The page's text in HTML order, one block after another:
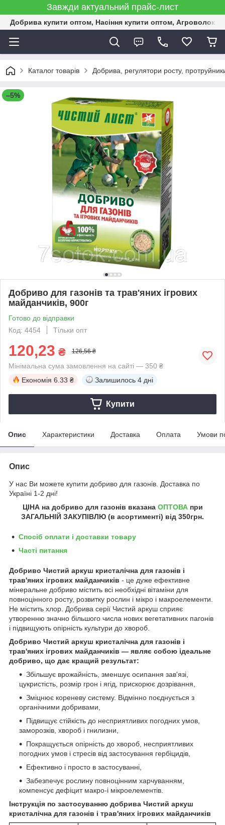
Завжди актуальний прайс-лист
Добрива купити оптом, Насіння купити оптом,
Каталог товарів Добрива, регулятори росту,
–5%
Добриво для газонів та трав'яних ігрових
майданчиків, 900г
Готово до відправки
Код: 4454
Тільки опт
120,23 ₴ 126,56 ₴
Мінімальна сума замовлення на сайті — 350 ₴
Економія 6.33 ₴ Залишилось 4 дні
Купити
Опис Характеристики Доставка Оплата Умови
Опис
У нас Ви можете купити добриво для газонів. Доставка по
Україні 1-2 дні!
ЦІНА на добриво для газонів вказана ОПТОВАпри
ЗАГАЛЬНІЙ ЗАКУПІВЛЮ (в асортименті) від 350грн.
Спосіб оплати і доставки товару
Часті питання
Добриво Чистий аркуш кристалічна для газонів і
трав'яних ігрових майданчиків - це дуже ефективне
мінеральне добриво містить всі необхідні вітаміни для
повноцінного росту, розвитку рослин і мікро і макроелементи.
Не містить хлор. Добрива серії Чистий аркуш сприяє
утворенню значно більшого числа нових вегетативних пагонів
і підвищують опірність культури до хвороб.
Добриво Чистий аркуш кристалічна для газонів і
трав'яних ігрових майданчиків — являє собою ідеальне
добриво, що дає кращий результат:
Збільшує врожайність, зменшує осипання зав'язі,
цукристість, розмір грон і ягід, прискорює дозрівання,
Зміцнює кореневу систему. Відмінно поєднується з
органічними добривами,
Підвищує стійкість до несприятливих погодних умов,
заморозків, хвороб і гнилизни,
Покращується опірність до хвороб, несприятливих
погодних умов і стресів від застосування гербіцидів,
Ефективно і просто в застосуванні,
Забезпечує рослину повноцінним харчуванням,
компенсує дефіцит макро-і мікроелементів.
Інструкція по застосуванню добрива Чистий аркуш
кристалічна для газонів і трав'яних ігрових майданчиків